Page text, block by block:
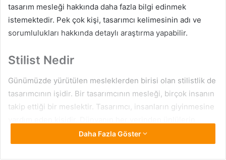
tasarım mesleği hakkında daha fazla bilgi edinmek
istemektedir. Pek çok kişi, tasarımcı kelimesinin adı ve
sorumlulukları hakkında detaylı araştırma yapabilir.
Stilist Nedir
Günümüzde yürütülen mesleklerden birisi olan stilistlik de
tasarımcının işidir. Bir tasarımcının mesleği, birçok insanın
takip ettiği bir meslektir. Tasarımcı, insanların giyinmesine
kıyafetleri yakından gözlemlenir. Ünlüler kıyafetleri için
kişisel tasarımcılar kiralayabilirler. Tasarımcı, insanları daha
Daha Fazla Göster